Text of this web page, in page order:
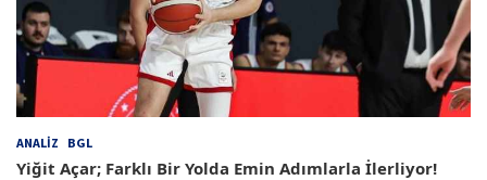
ANALIZ BGL
Yiğit Açar; Farklı Bir Yolda Emin Adımlarla İlerliyor!